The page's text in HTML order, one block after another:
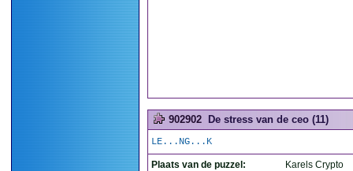
902902 De stress van de ceo (11)
LE...NG...K
Plaats van de puzzel:
Karels Crypto